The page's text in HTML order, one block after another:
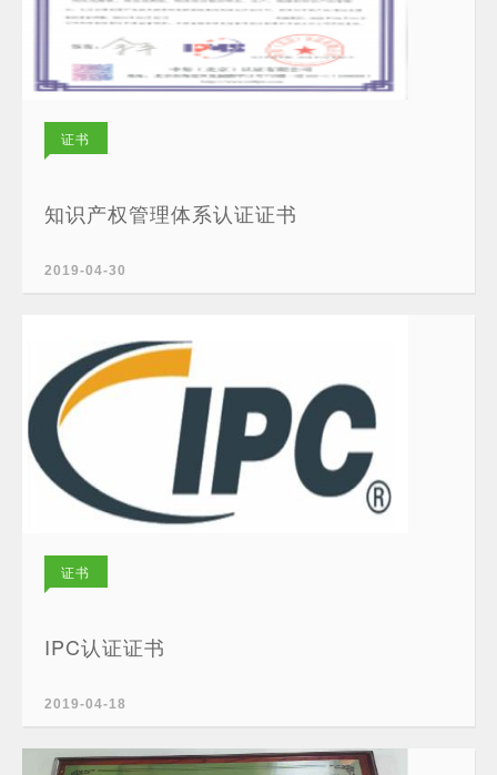
证书
知识产权管理体系认证证书
2019-04-30
证书
IPC认证证书
2019-04-18